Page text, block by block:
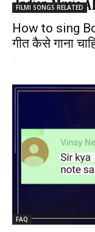
FILMI SONGS RELATED
How to sing
गीत कैसे गाना
-
FAQ